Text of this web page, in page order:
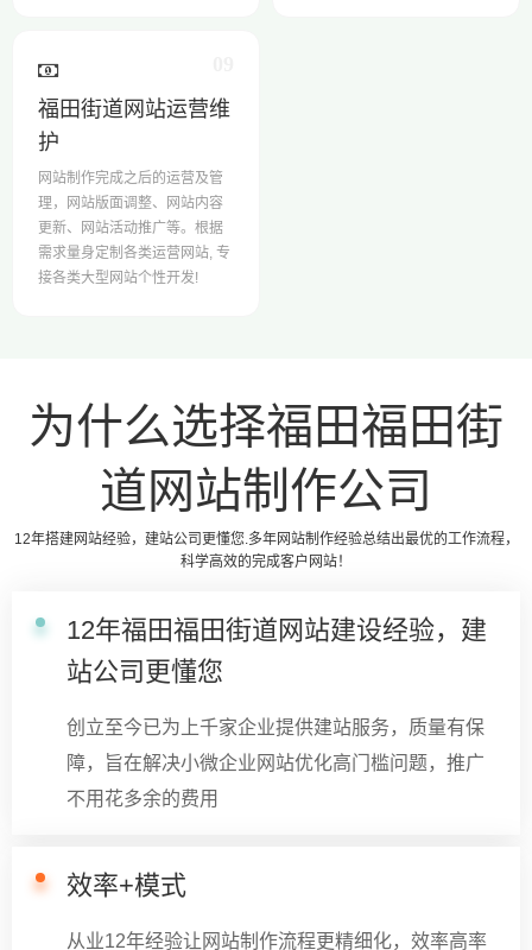
福田街道网站运营维
护
网站制作完成之后的运营及管
理，网站版面调整、网站内容
更新、网站活动推广等。根据
需求量身定制各类运营网站, 专
接各类大型网站个性开发!
为什么选择福田福田街
道网站制作公司
12年搭建网站经验，建站公司更懂您.多年网站制作经验总结出最优的工作流程，
科学高效的完成客户网站！
12年福田福田街道网站建设经验，建
站公司更懂您
创立至今已为上千家企业提供建站服务，质量有保
障，旨在解决小微企业网站优化高门槛问题，推广
不用花多余的费用
效率+模式
从业12年经验让网站制作流程更精细化，效率高率